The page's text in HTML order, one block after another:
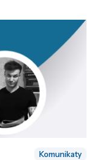
Komunikaty